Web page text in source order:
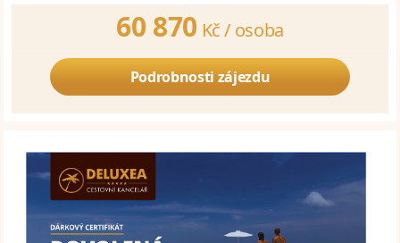
60 870 Kč / osoba
Podrobnosti zájezdu